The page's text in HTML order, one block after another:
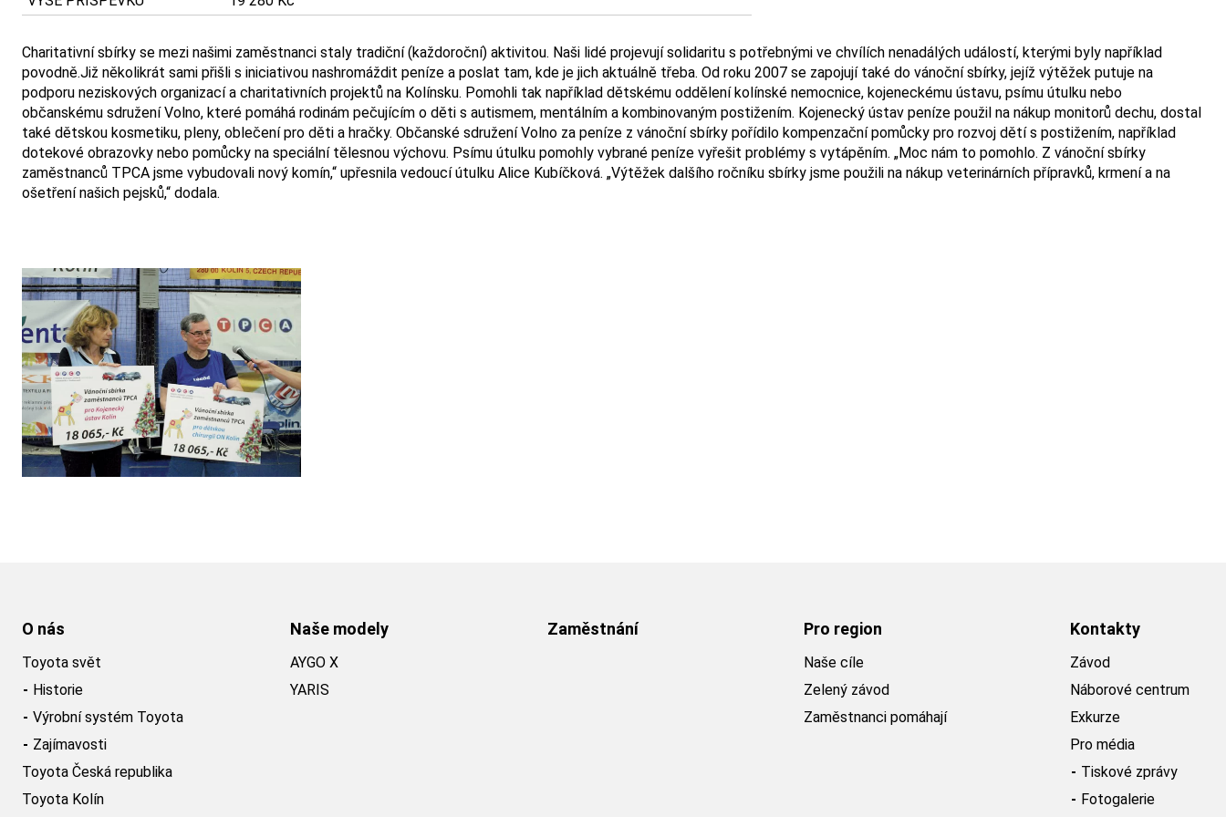
Charitativní sbírky se mezi našimi zaměstnanci staly tradiční (každoroční) aktivitou. Naši lidé projevují solidaritu s potřebnými ve chvílích nenadálých událostí, kterými byly například
povodně.Již několikrát sami přišli s iniciativou nashromáždit peníze a poslat tam, kde je jich aktuálně třeba. Od roku 2007 se zapojují také do vánoční sbírky, jejíž výtěžek putuje na
podporu neziskových organizací a charitativních projektů na Kolínsku. Pomohli tak například dětskému oddělení kolínské nemocnice, kojeneckému ústavu, psímu útulku nebo
občanskému sdružení Volno, které pomáhá rodinám pečujícím o děti s autismem, mentálním a kombinovaným postižením. Kojenecký ústav peníze použil na nákup monitorů dechu, dostal
také dětskou kosmetiku, pleny, oblečení pro děti a hračky. Občanské sdružení Volno za peníze z vánoční sbírky pořídilo kompenzační pomůcky pro rozvoj dětí s postižením, například
dotekové obrazovky nebo pomůcky na speciální tělesnou výchovu. Psímu útulku pomohly vybrané peníze vyřešit problémy s vytápěním. „Moc nám to pomohlo. Z vánoční sbírky
zaměstnanců TPCA jsme vybudovali nový komín,“ upřesnila vedoucí útulku Alice Kubíčková. „Výtěžek dalšího ročníku sbírky jsme použili na nákup veterinárních přípravků, krmení a na
ošetření našich pejsků,“ dodala.
O nás
Toyota svět
Historie
Výrobní systém Toyota
Zajímavosti
Toyota Česká republika
Toyota Kolín
Naše modely
AYGO X
YARIS
Zaměstnání Pro region
Naše cíle
Zelený závod
Zaměstnanci pomáhají
Kontakty
Závod
Náborové centrum
Exkurze
Pro média
Tiskové zprávy
Fotogalerie